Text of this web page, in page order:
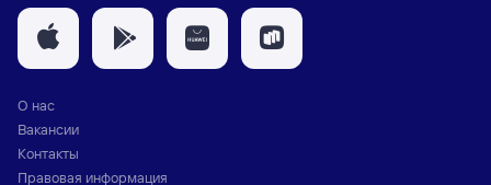
О нас
Вакансии
Контакты
Правовая информация